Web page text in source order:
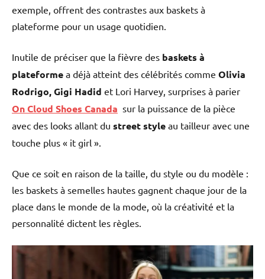
exemple, offrent des contrastes aux baskets à
plateforme pour un usage quotidien.
Inutile de préciser que la fièvre des baskets à
plateforme a déjà atteint des célébrités comme Olivia
Rodrigo, Gigi Hadid et Lori Harvey, surprises à parier
On Cloud Shoes Canada sur la puissance de la pièce
avec des looks allant du street style au tailleur avec une
touche plus « it girl ».
Que ce soit en raison de la taille, du style ou du modèle :
les baskets à semelles hautes gagnent chaque jour de la
place dans le monde de la mode, où la créativité et la
personnalité dictent les règles.